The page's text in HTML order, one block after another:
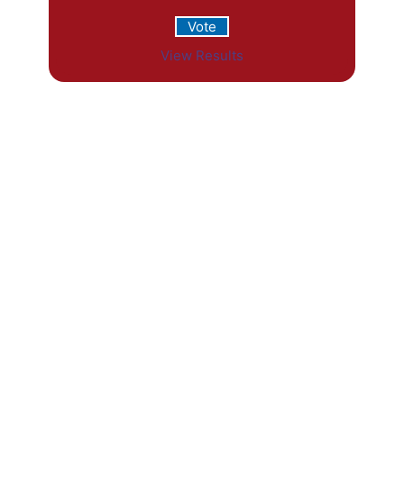
View Results